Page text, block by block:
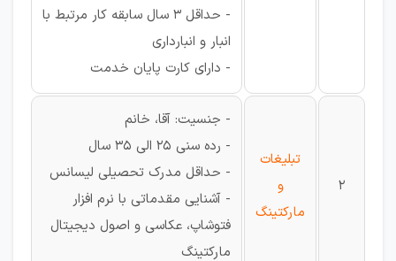
- حداقل 3 سال سابقه کار مرتبط با
انبار و انبارداری
- دارای کارت پایان خدمت
2
تبلیغات
و
مارکتینگ
- جنسیت: آقا، خانم
- رده سنی 25 الی 35 سال
- حداقل مدرک تحصیلی لیسانس
- آشنایی مقدماتی با نرم افزار
فتوشاپ، عکاسی و اصول دیجیتال
مارکتینگ